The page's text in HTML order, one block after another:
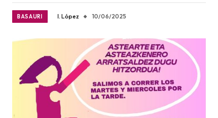
BASAURI I. López 10/06/2025